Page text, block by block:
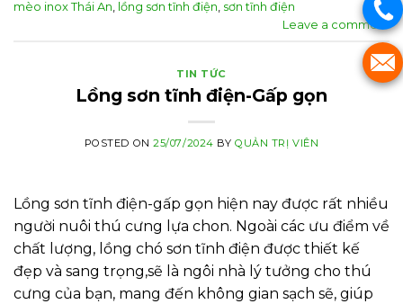
mèo inox Thái An lồng sơn tĩnh điện sơn tĩnh điện
Leave a comment
TIN TỨC
Lồng sơn tĩnh điện-Gấp gọn
POSTED ON25/07/2024 BYQUẢN TRỊ VIÊN
Lồng sơn tĩnh điện-gấp gọn hiện nay được rất nhiều
người nuôi thú cưng lựa chon. Ngoài các ưu điểm về
chất lượng, lồng chó sơn tĩnh điện được thiết kế
đẹp và sang trọng,sẽ là ngôi nhà lý tưởng cho thú
cưng của bạn, mang đến không gian sạch sẽ, giúp